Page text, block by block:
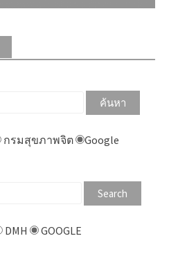
กรมสุขภาพจิต Google
DMH GOOGLE